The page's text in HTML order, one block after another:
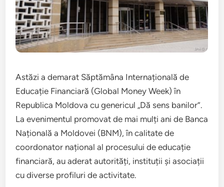
Astăzi a demarat Săptămâna Internațională de
Educație Financiară (Global Money Week) în
Republica Moldova cu genericul „Dă sens banilor”.
La evenimentul promovat de mai mulți ani de Banca
Națională a Moldovei (BNM), în calitate de
coordonator național al procesului de educație
financiară, au aderat autorități, instituții și asociații
cu diverse profiluri de activitate.